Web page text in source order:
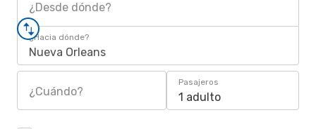
¿Desde dónde?
¿Hacia dónde?
Nueva Orleans
¿Cuándo?
Pasajeros
1 adulto